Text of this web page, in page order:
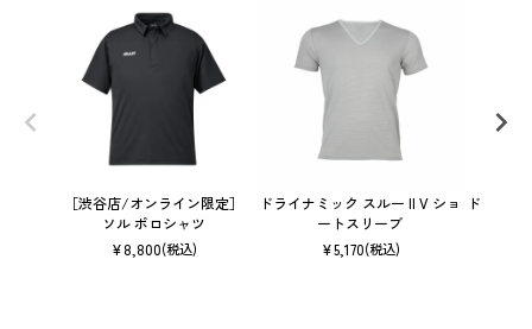
［渋谷店/オンライン限定］
ソル ポロシャツ
¥8,800(税込)
ドライナミック スルー II V ショ
ートスリーブ
¥5,170(税込)
ドライナ